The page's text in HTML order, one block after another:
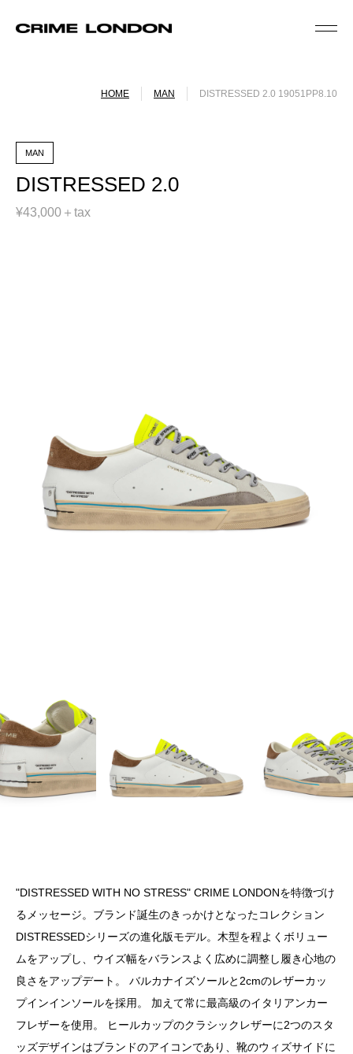
HOME MAN DISTRESSED 2.0 19051PP8.10
MAN
DISTRESSED 2.0
¥43,000＋tax
"DISTRESSED WITH NO STRESS" CRIME LONDONを特徴づけ
るメッセージ。ブランド誕生のきっかけとなったコレクション
DISTRESSEDシリーズの進化版モデル。木型を程よくボリュー
ムをアップし、ウイズ幅をバランスよく広めに調整し履き心地の
良さをアップデート。 バルカナイズソールと2cmのレザーカッ
プインインソールを採用。 加えて常に最高級のイタリアンカー
フレザーを使用。 ヒールカップのクラシックレザーに2つのスタ
ッズデザインはブランドのアイコンであり、靴のウィズサイドに